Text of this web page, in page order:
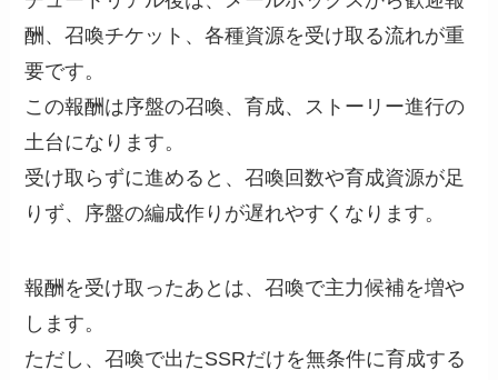
酬、召喚チケット、各種資源を受け取る流れが重
要です。
この報酬は序盤の召喚、育成、ストーリー進行の
土台になります。
受け取らずに進めると、召喚回数や育成資源が足
りず、序盤の編成作りが遅れやすくなります。
報酬を受け取ったあとは、召喚で主力候補を増や
します。
ただし、召喚で出たSSRだけを無条件に育成する